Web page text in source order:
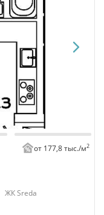
от 177,8 тыс./м2
ЖК Sreda